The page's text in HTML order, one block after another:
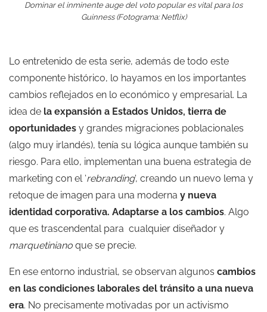
Dominar el inminente auge del voto popular es vital para los
Guinness (Fotograma: Netflix)
Lo entretenido de esta serie, además de todo este
componente histórico, lo hayamos en los importantes
cambios reflejados en lo económico y empresarial. La
idea de la expansión a Estados Unidos, tierra de
oportunidades y grandes migraciones poblacionales
(algo muy irlandés), tenía su lógica aunque también su
riesgo. Para ello, implementan una buena estrategia de
marketing con el ‘rebranding‘, creando un nuevo lema y
retoque de imagen para una moderna y nueva
identidad corporativa. Adaptarse a los cambios. Algo
que es trascendental para cualquier diseñador y
marquetiniano que se precie.
En ese entorno industrial, se observan algunos cambios
en las condiciones laborales del tránsito a una nueva
era. No precisamente motivadas por un activismo